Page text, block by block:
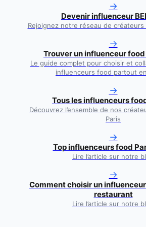
→
Devenir influenceur
Rejoignez notre réseau de
→
Trouver un influenceur
Le guide complet pour choisir et
influenceurs food partout
→
Tous les influenceurs
Découvrez l’ensemble de nos
Paris
→
Top influenceurs food
Lire l’article sur notre
→
Comment choisir un
restaurant
Lire l’article sur notre